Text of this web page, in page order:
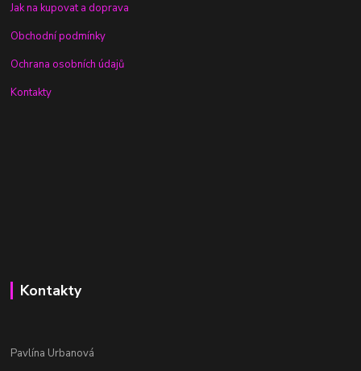
Jak na kupovat a doprava
Obchodní podmínky
Ochrana osobních údajů
Kontakty
Kontakty
Pavlína Urbanová